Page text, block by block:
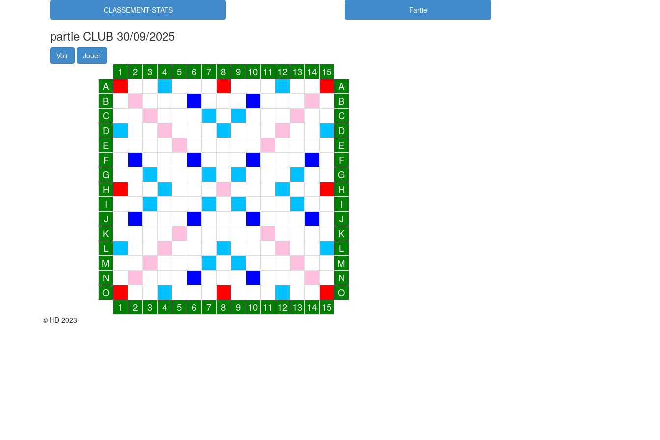
CLASSEMENT-STATS Partie
partie CLUB 30/09/2025
Voir Jouer
1 2 3 4 5 6 7 8 9 10 11 12 13 14 15
A
A
B
B
C
C
D
D
E
E
F
F
G
G
H
H
I
I
J
J
K
K
L
L
M
M
N
N
O
O
1
2 3 4 5 6 7 8 9 10 11 12 13 14 15
© HD 2023